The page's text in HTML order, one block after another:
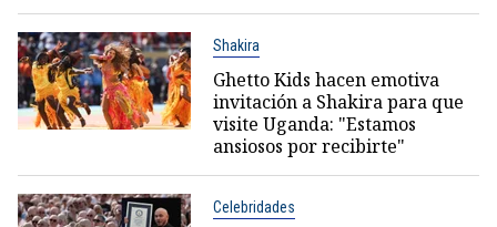
Shakira
Ghetto Kids hacen emotiva
invitación a Shakira para que
visite Uganda: "Estamos
ansiosos por recibirte"
Celebridades